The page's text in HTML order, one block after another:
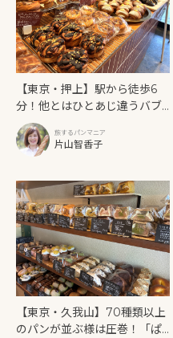
【東京・押上】駅から徒歩6
分！他とはひとあじ違うバブ
カは必食「BAKE SHOP アン
とルイ」旅するパンマニア
片山智香子
【東京・久我山】70種類以上
のパンが並ぶ様は圧巻！「ぱ